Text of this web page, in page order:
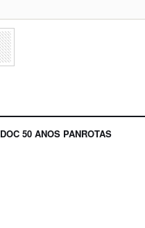
DOC 50 ANOS PANROTAS